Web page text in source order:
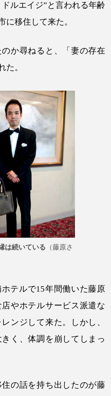
ルエイジ”と言われる年齢
に移住して来た。
か尋ねると、「妻の存在
た。
は続いている （藤原さ
テルで15年間働いた藤原
やホテルサービス派遣な
ンジして来た。しかし、
く、体調を崩してしまっ
の話を持ち出したのが藤